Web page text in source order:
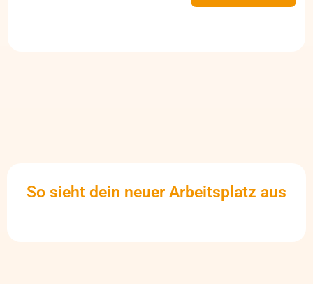
So sieht dein neuer Arbeitsplatz aus